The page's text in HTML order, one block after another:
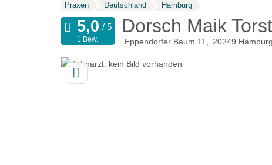
Praxen Deutschland Hamburg
Dorsch Maik
Eppendorfer Baum 11 20249
1 Bew.